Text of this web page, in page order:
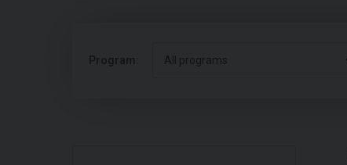
Program: All programs